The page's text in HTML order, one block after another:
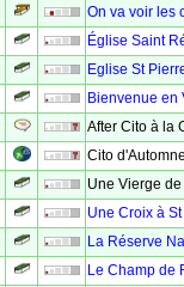
On va voir les
Église Saint
Eglise St
Bienvenue en
After Cito à la
Cito
Une Vierge
Une Croix à
La Réserve
Le Champ de